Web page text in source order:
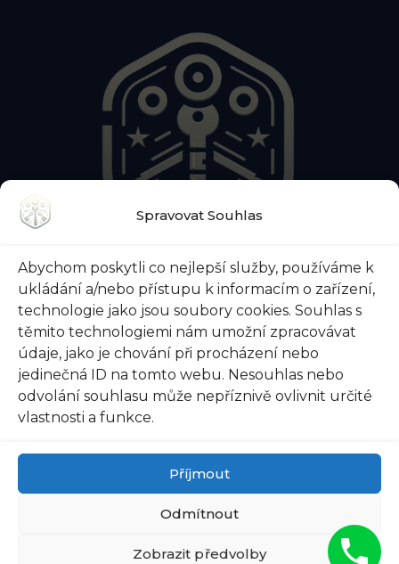
Spravovat Souhlas
Abychom poskytli co nejlepší služby, používáme k
ukládání a/nebo přístupu k informacím o zařízení,
technologie jako jsou soubory cookies. Souhlas s
těmito technologiemi nám umožní zpracovávat
údaje, jako je chování při procházení nebo
jedinečná ID na tomto webu. Nesouhlas nebo
odvolání souhlasu může nepříznivě ovlivnit určité
vlastnosti a funkce.
Příjmout
Odmítnout
Zobrazit předvolby
O NÁSKONTAKTYBLOG
O ZÁMEČNICKÉ POHOTOVOSTI
O ZABEZPEČENÍ DVEŘÍVŠE O TREZORECH
@ 2026 Zámečnictví-svoboda.cz |Ochrana osobních
údajů|Všeobecné obchodní podmínky
AI Editorial Policy